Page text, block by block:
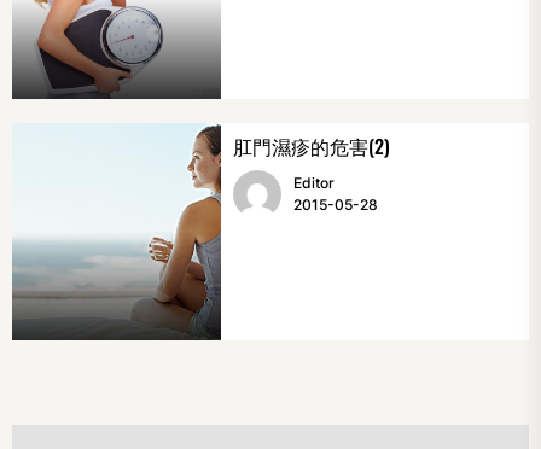
肛門濕疹的危害(2)
Editor
2015-05-28